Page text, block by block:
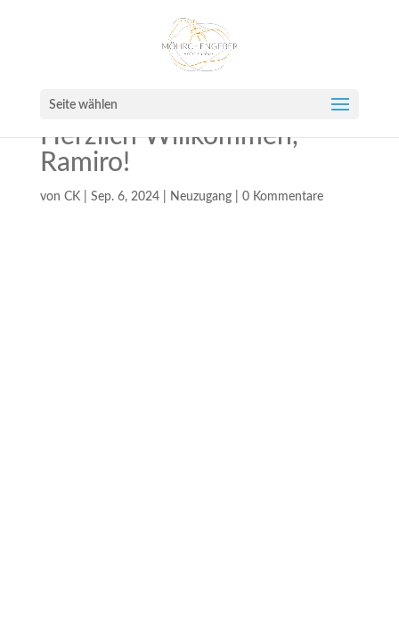
Seite wählen
Herzlich Willkommen,
Ramiro!
von CK| Sep. 6, 2024| Neuzugang| 0 Kommentare